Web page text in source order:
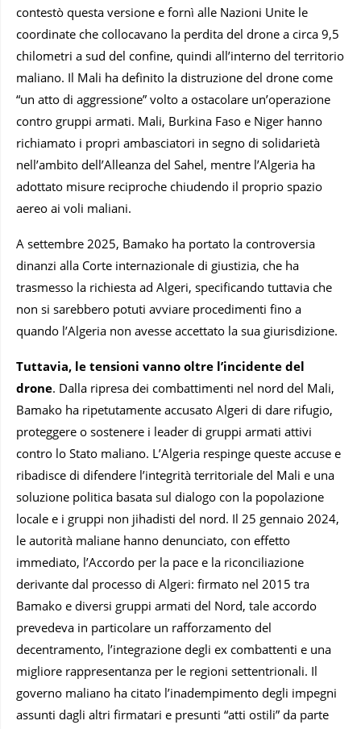
contestò questa versione e fornì alle Nazioni Unite le
coordinate che collocavano la perdita del drone a circa 9,5
chilometri a sud del confine, quindi all’interno del territorio
maliano. Il Mali ha definito la distruzione del drone come
“un atto di aggressione” volto a ostacolare un’operazione
contro gruppi armati. Mali, Burkina Faso e Niger hanno
richiamato i propri ambasciatori in segno di solidarietà
nell’ambito dell’Alleanza del Sahel, mentre l’Algeria ha
adottato misure reciproche chiudendo il proprio spazio
aereo ai voli maliani.
A settembre 2025, Bamako ha portato la controversia
dinanzi alla Corte internazionale di giustizia, che ha
trasmesso la richiesta ad Algeri, specificando tuttavia che
non si sarebbero potuti avviare procedimenti fino a
quando l’Algeria non avesse accettato la sua giurisdizione.
Tuttavia, le tensioni vanno oltre l’incidente del
drone. Dalla ripresa dei combattimenti nel nord del Mali,
Bamako ha ripetutamente accusato Algeri di dare rifugio,
proteggere o sostenere i leader di gruppi armati attivi
contro lo Stato maliano. L’Algeria respinge queste accuse e
ribadisce di difendere l’integrità territoriale del Mali e una
soluzione politica basata sul dialogo con la popolazione
locale e i gruppi non jihadisti del nord. Il 25 gennaio 2024,
le autorità maliane hanno denunciato, con effetto
immediato, l’Accordo per la pace e la riconciliazione
derivante dal processo di Algeri: firmato nel 2015 tra
Bamako e diversi gruppi armati del Nord, tale accordo
prevedeva in particolare un rafforzamento del
decentramento, l’integrazione degli ex combattenti e una
migliore rappresentanza per le regioni settentrionali. Il
governo maliano ha citato l’inadempimento degli impegni
assunti dagli altri firmatari e presunti “atti ostili” da parte